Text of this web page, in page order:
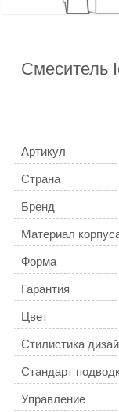
Смеситель
Артикул
Страна
Бренд
Материал
Форма
Гарантия
Цвет
Стилистика
Стандарт
Управление